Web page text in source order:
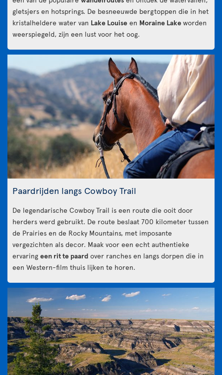
gletsjers en hotsprings. De besneeuwde bergtoppen die in het
kristalheldere water van Lake Louise en Moraine Lakeworden
weerspiegeld, zijn een lust voor het oog.
Paardrijden langs Cowboy Trail
De legendarische Cowboy Trail is een route die ooit door
herders werd gebruikt. De route beslaat 700 kilometer tussen
de Prairies en de Rocky Mountains, met imposante
vergezichten als decor. Maak voor een echt authentieke
ervaring een rit te paard over ranches en langs dorpen die in
een Western-film thuis lijken te horen.